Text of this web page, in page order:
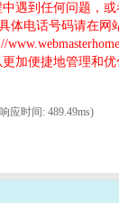
遇到任何问题，
电话号码请在
加便捷地管理和
应时间: 489.49ms)